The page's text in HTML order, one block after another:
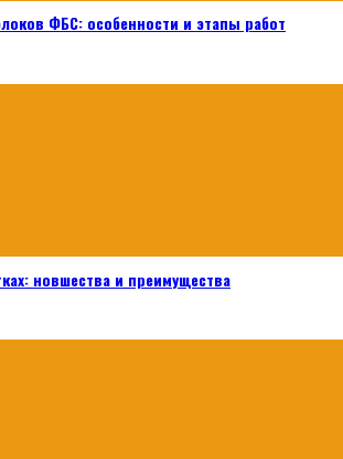
ФБС: особенности и этапы работ
новшества и преимущества